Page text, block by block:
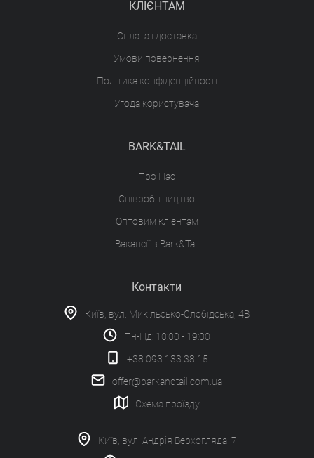
КЛІЄНТАМ
Оплата і доставка
Умови повернення
Політика конфіденційності
Угода користувача
BARK&TAIL
Про Нас
Співробітництво
Оптовим клієнтам
Вакансії в Bark&Tail
Контакти
Київ, вул. Микільсько-Слобідська, 4В
Пн-Нд: 10:00 - 19:00
+38 093 133 38 15
offer@barkandtail.com.ua
Схема проїзду
Київ, вул. Андрія Верхогляда, 7